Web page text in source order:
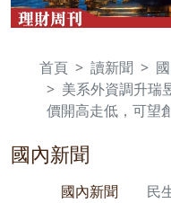
首頁 讀新聞
美系外資調升瑞
價開高走低，可望
國內新聞
國內新聞 民